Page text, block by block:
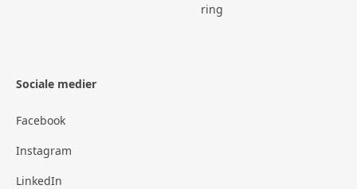
ring
Sociale medier
Facebook
Instagram
LinkedIn